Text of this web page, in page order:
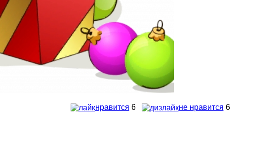
нравится 6 не нравится 6